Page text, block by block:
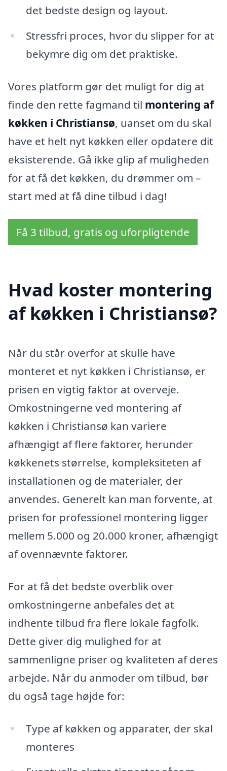
det bedste design og layout.
Stressfri proces, hvor du slipper for at
bekymre dig om det praktiske.
Vores platform gør det muligt for dig at
finde den rette fagmand til montering af
køkken i Christiansø, uanset om du skal
have et helt nyt køkken eller opdatere dit
eksisterende. Gå ikke glip af muligheden
for at få det køkken, du drømmer om –
start med at få dine tilbud i dag!
Få 3 tilbud, gratis og uforpligtende
Hvad koster montering
af køkken i Christiansø?
Når du står overfor at skulle have
monteret et nyt køkken i Christiansø, er
prisen en vigtig faktor at overveje.
Omkostningerne ved montering af
køkken i Christiansø kan variere
afhængigt af flere faktorer, herunder
køkkenets størrelse, kompleksiteten af
installationen og de materialer, der
anvendes. Generelt kan man forvente, at
prisen for professionel montering ligger
mellem 5.000 og 20.000 kroner, afhængigt
af ovennævnte faktorer.
For at få det bedste overblik over
omkostningerne anbefales det at
indhente tilbud fra flere lokale fagfolk.
Dette giver dig mulighed for at
sammenligne priser og kvaliteten af deres
arbejde. Når du anmoder om tilbud, bør
du også tage højde for:
Type af køkken og apparater, der skal
monteres